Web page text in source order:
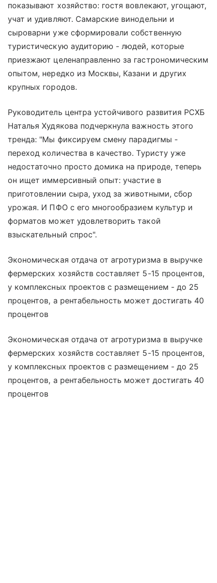
показывают хозяйство: гостя вовлекают, угощают,
учат и удивляют. Самарские винодельни и
сыроварни уже сформировали собственную
туристическую аудиторию - людей, которые
приезжают целенаправленно за гастрономическим
опытом, нередко из Москвы, Казани и других
крупных городов.
Руководитель центра устойчивого развития РСХБ
Наталья Худякова подчеркнула важность этого
тренда: "Мы фиксируем смену парадигмы -
переход количества в качество. Туристу уже
недостаточно просто домика на природе, теперь
он ищет иммерсивный опыт: участие в
приготовлении сыра, уход за животными, сбор
урожая. И ПФО с его многообразием культур и
форматов может удовлетворить такой
взыскательный спрос".
Экономическая отдача от агротуризма в выручке
фермерских хозяйств составляет 5-15 процентов,
у комплексных проектов с размещением - до 25
процентов, а рентабельность может достигать 40
процентов
Экономическая отдача от агротуризма в выручке
фермерских хозяйств составляет 5-15 процентов,
у комплексных проектов с размещением - до 25
процентов, а рентабельность может достигать 40
процентов